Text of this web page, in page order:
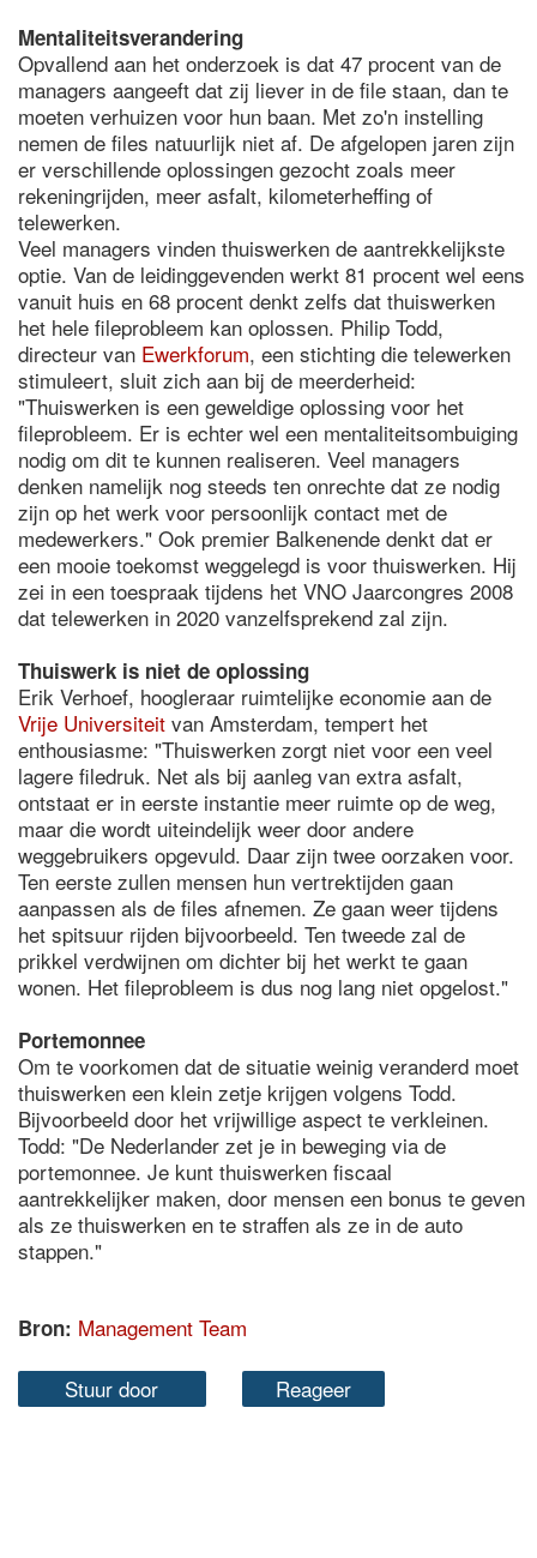
Mentaliteitsverandering
Opvallend aan het onderzoek is dat 47 procent van de
managers aangeeft dat zij liever in de file staan, dan te
moeten verhuizen voor hun baan. Met zo'n instelling
nemen de files natuurlijk niet af. De afgelopen jaren zijn
er verschillende oplossingen gezocht zoals meer
rekeningrijden, meer asfalt, kilometerheffing of
telewerken.
Veel managers vinden thuiswerken de aantrekkelijkste
optie. Van de leidinggevenden werkt 81 procent wel eens
vanuit huis en 68 procent denkt zelfs dat thuiswerken
het hele fileprobleem kan oplossen. Philip Todd,
directeur van Ewerkforum, een stichting die telewerken
stimuleert, sluit zich aan bij de meerderheid:
"Thuiswerken is een geweldige oplossing voor het
fileprobleem. Er is echter wel een mentaliteitsombuiging
nodig om dit te kunnen realiseren. Veel managers
denken namelijk nog steeds ten onrechte dat ze nodig
zijn op het werk voor persoonlijk contact met de
medewerkers." Ook premier Balkenende denkt dat er
een mooie toekomst weggelegd is voor thuiswerken. Hij
zei in een toespraak tijdens het VNO Jaarcongres 2008
dat telewerken in 2020 vanzelfsprekend zal zijn.
Thuiswerk is niet de oplossing
Erik Verhoef, hoogleraar ruimtelijke economie aan de
Vrije Universiteit van Amsterdam, tempert het
enthousiasme: "Thuiswerken zorgt niet voor een veel
lagere filedruk. Net als bij aanleg van extra asfalt,
ontstaat er in eerste instantie meer ruimte op de weg,
maar die wordt uiteindelijk weer door andere
weggebruikers opgevuld. Daar zijn twee oorzaken voor.
Ten eerste zullen mensen hun vertrektijden gaan
aanpassen als de files afnemen. Ze gaan weer tijdens
het spitsuur rijden bijvoorbeeld. Ten tweede zal de
prikkel verdwijnen om dichter bij het werkt te gaan
wonen. Het fileprobleem is dus nog lang niet opgelost."
Portemonnee
Om te voorkomen dat de situatie weinig veranderd moet
thuiswerken een klein zetje krijgen volgens Todd.
Bijvoorbeeld door het vrijwillige aspect te verkleinen.
Todd: "De Nederlander zet je in beweging via de
portemonnee. Je kunt thuiswerken fiscaal
aantrekkelijker maken, door mensen een bonus te geven
als ze thuiswerken en te straffen als ze in de auto
stappen."
Bron: Management Team
Stuur door Reageer